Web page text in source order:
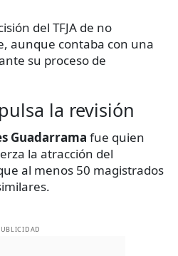
del TFJA de no
aunque contaba con una
su proceso de
la revisión
Guadarrama fue quien
la atracción del
al menos 50 magistrados